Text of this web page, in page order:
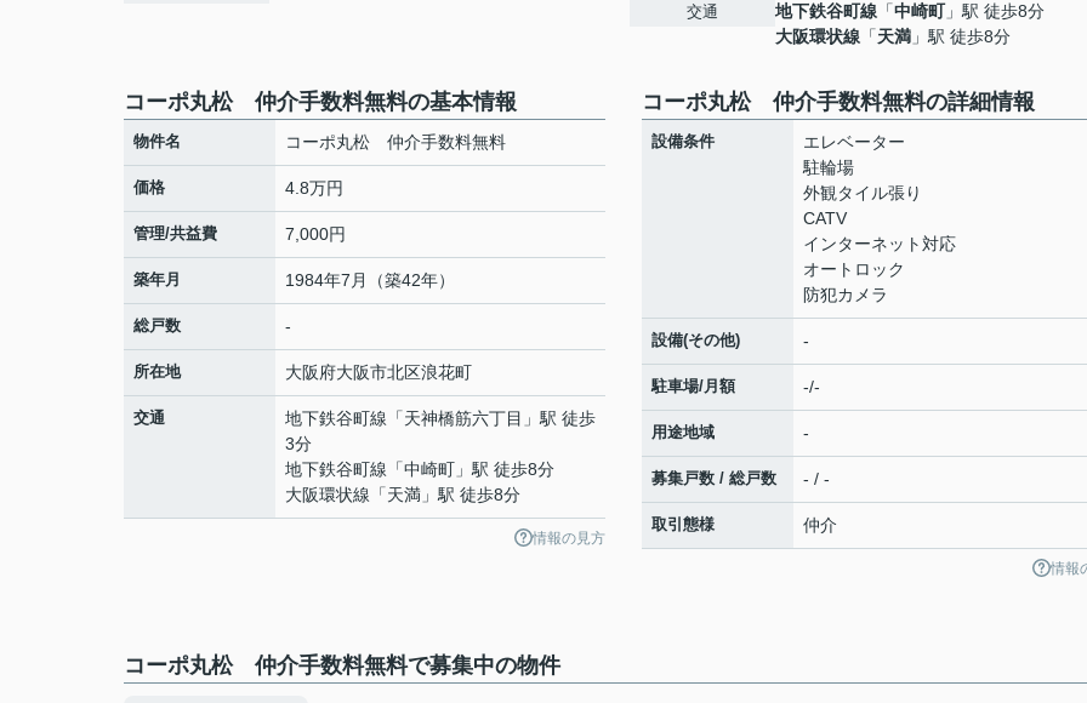
交通
地下鉄谷町線 「中崎町」駅 徒歩8分
大阪環状線 「天満 」駅 徒歩8分
コーポ丸松 仲介手数料無料の基本情報
物件名 コーポ丸松 仲介手数料無料
価格 4.8万円
管理/共益費 7,000円
築年月 1984年7月（築42年）
総戸数 -
所在地 大阪府大阪市北区浪花町
交通 地下鉄谷町線 「天神橋筋六丁目 」駅 徒歩
3分
地下鉄谷町線 「中崎町 」駅 徒歩8分
大阪環状線 「天満 」駅 徒歩8分
情報の見方
コーポ丸松 仲介手数料無料の詳細情報
設備条件
エレベーター
駐輪場
外観タイル張り
CATV
インターネット対応
オートロック
防犯カメラ
設備(その他) -
駐車場/月額 -/-
用途地域 -
募集戸数 / 総戸数 - / -
取引態様 仲介
情報
コーポ丸松 仲介手数料無料で募集中の物件